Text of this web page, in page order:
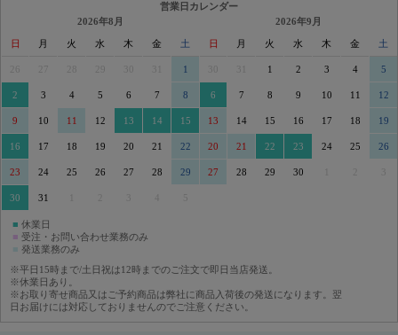
営業日カレンダー
2026年8月
日 月 火 水 木 金 土
29 30 31 1
2 3 4 5 6 7 8
9 10 11 12 13 14 15
16 17 18 19 20 21 22
23 24 25 26 27 28 29
30 31 3 5
2026年9月
日 月 火 水 木 金 土
30 31 1 2 3 4 5
6 7 8 9 10 11 12
13 14 15 16 17 18 19
20 21 22 23 24 25 26
27 28 29 30 3
■ 休業日
■ 受注・お問い合わせ業務のみ
■ 発送業務のみ
※平日15時まで/土日祝は12時までのご注文で即日当店発送。
※休業日あり。
※お取り寄せ商品又はご予約商品は弊社に商品入荷後の発送になります。翌
日お届けには対応しておりませんのでご注意ください。